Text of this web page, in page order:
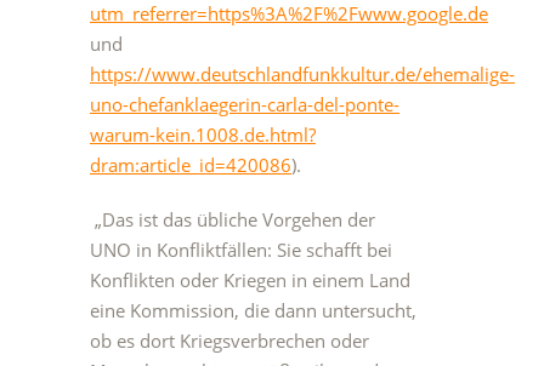
utm_referrer=https%3A%2F%2Fwww.google.de
und
https://www.deutschlandfunkkultur.de/ehemalige-
uno-chefanklaegerin-carla-del-ponte-
warum-kein.1008.de.html?
dram:article_id=420086).
„Das ist das übliche Vorgehen der
UNO in Konfliktfällen: Sie schafft bei
Konflikten oder Kriegen in einem Land
eine Kommission, die dann untersucht,
ob es dort Kriegsverbrechen oder